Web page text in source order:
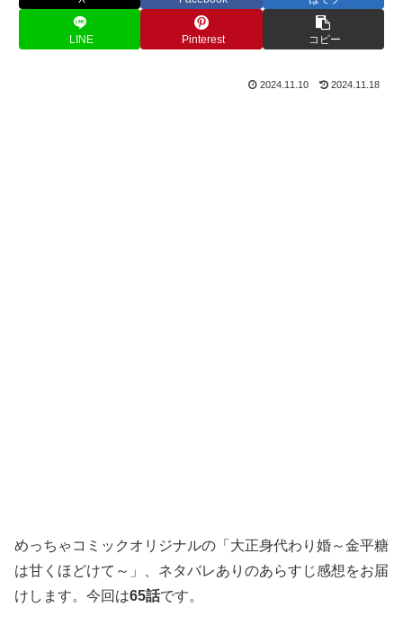
LINE Pinterest コピー
2024.11.10 2024.11.18
めっちゃコミックオリジナルの「大正身代わり婚～金平糖
は甘くほどけて～」、ネタバレありのあらすじ感想をお届
けします。今回は65話です。